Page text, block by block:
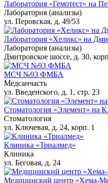
Лаборатория «Гемотест» на
Лаборатория (анализы)
ул. Перовская, д. 49/53
Лаборатория «Хеликс» на
Лаборатория (анализы)
Дмитровское шоссе, д. 30,
МСЧ №93 ФМБА
Медсанчасть
ул. Введенского, д. 1, стр. 23
Стоматология «Элемент» на
Стоматология
ул. Ключевая, д. 24, корп. 1
Клиника «Триалмед»
Клиника
ул. Беговая, д. 24
Медицинский центр «Хема-